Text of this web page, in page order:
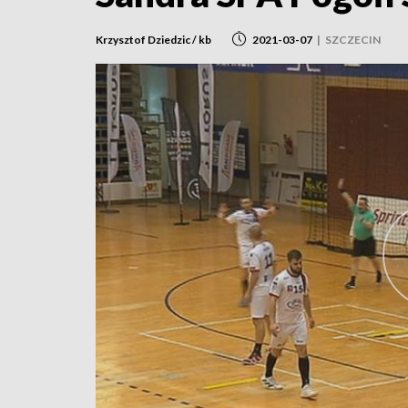
Krzysztof Dziedzic / kb 2021-03-07 | SZCZECIN